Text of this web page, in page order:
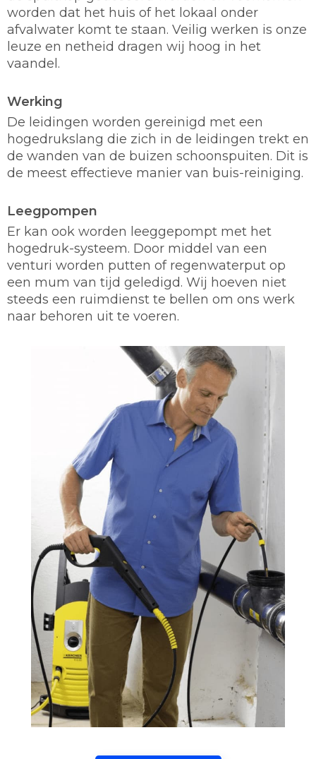
worden dat het huis of het lokaal onder
afvalwater komt te staan. Veilig werken is onze
leuze en netheid dragen wij hoog in het
vaandel.
Werking
De leidingen worden gereinigd met een
hogedrukslang die zich in de leidingen trekt en
de wanden van de buizen schoonspuiten. Dit is
de meest effectieve manier van buis-reiniging.
Leegpompen
Er kan ook worden leeggepompt met het
hogedruk-systeem. Door middel van een
venturi worden putten of regenwaterput op
een mum van tijd geledigd. Wij hoeven niet
steeds een ruimdienst te bellen om ons werk
naar behoren uit te voeren.